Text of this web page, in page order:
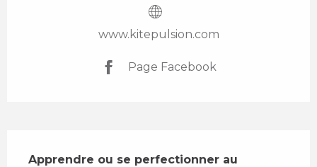
www.kitepulsion.com
Page Facebook
Apprendre ou se perfectionner au